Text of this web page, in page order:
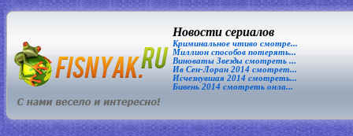
Новости сериалов
Криминальное чтиво смотре...
Миллион способов потерять...
Виноваты Звезды смотреть ...
Ив Сен-Лоран 2014 смотрет...
Исчезнувшая 2014 смотреть...
Бивень 2014 смотреть онла...